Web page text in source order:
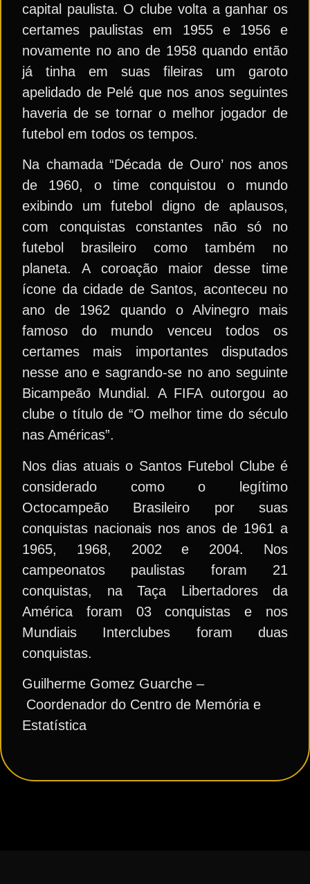
capital paulista. O clube volta a ganhar os
certames paulistas em 1955 e 1956 e
novamente no ano de 1958 quando então
já tinha em suas fileiras um garoto
apelidado de Pelé que nos anos seguintes
haveria de se tornar o melhor jogador de
futebol em todos os tempos.
Na chamada “Década de Ouro’ nos anos
de 1960, o time conquistou o mundo
exibindo um futebol digno de aplausos,
com conquistas constantes não só no
futebol brasileiro como também no
planeta. A coroação maior desse time
ícone da cidade de Santos, aconteceu no
ano de 1962 quando o Alvinegro mais
famoso do mundo venceu todos os
certames mais importantes disputados
nesse ano e sagrando-se no ano seguinte
Bicampeão Mundial. A FIFA outorgou ao
clube o título de “O melhor time do século
nas Américas”.
Nos dias atuais o Santos Futebol Clube é
considerado como o legítimo
Octocampeão Brasileiro por suas
conquistas nacionais nos anos de 1961 a
1965, 1968, 2002 e 2004. Nos
campeonatos paulistas foram 21
conquistas, na Taça Libertadores da
América foram 03 conquistas e nos
Mundiais Interclubes foram duas
conquistas.
Guilherme Gomez Guarche –
Coordenador do Centro de Memória e
Estatística